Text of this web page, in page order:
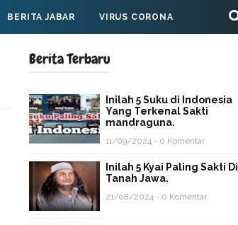
BERITA JABAR VIRUS CORONA
Berita Terbaru
Inilah 5 Suku di Indonesia
Yang Terkenal Sakti
mandraguna.
11/09/2024 - 0 Komentar
Inilah 5 Kyai Paling Sakti Di
Tanah Jawa.
21/08/2024 - 0 Komentar